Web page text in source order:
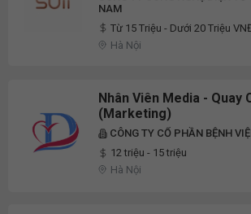
Media Full-Time 2026
NAM
Từ 15 Triệu - Dưới 20 Triệu
Hà Nội
Nhân Viên Media - Quay
(Marketing)
CÔNG TY CỔ PHẦN BỆNH
12 triệu - 15 triệu
Hà Nội